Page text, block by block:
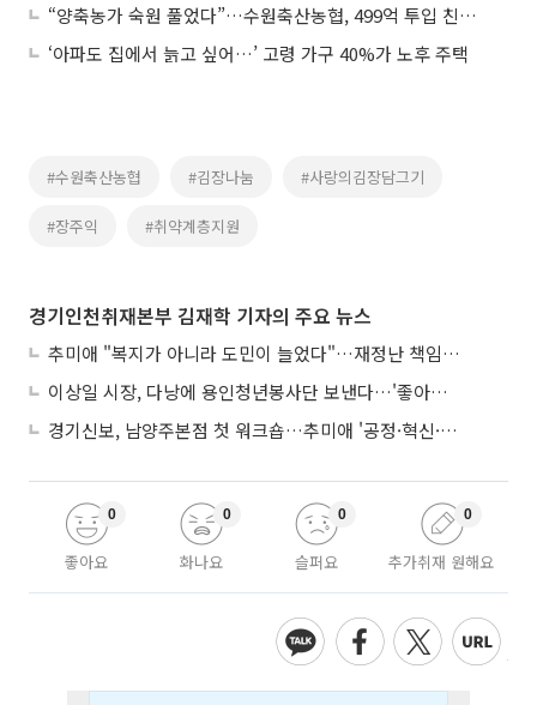
“양축농가 숙원 풀었다”…수원축산농협, 499억 투입 친환경 분뇨처리시설 완공
‘아파도 집에서 늙고 싶어…’ 고령 가구 40%가 노후 주택
#수원축산농협 #김장나눔 #사랑의김장담그기
#장주익 #취약계층지원
경기인천취재본부 김재학 기자의 주요 뉴스
추미애 "복지가 아니라 도민이 늘었다"…재정난 책임론 정면돌파
이상일 시장, 다낭에 용인청년봉사단 보낸다…'좋아용 거리' 만든다
경기신보, 남양주본점 첫 워크숍…추미애 '공정·혁신·포용' 전면 반영
좋아요
0
화나요
0
슬퍼요
0
추가취재 원해요
0